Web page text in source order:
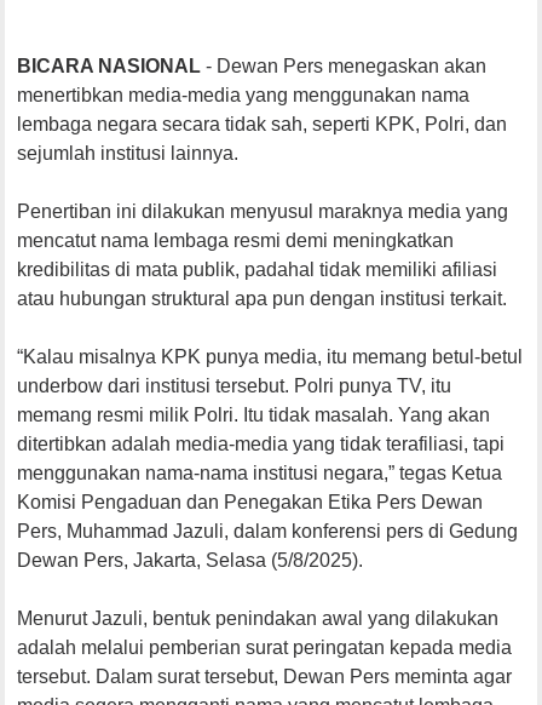
BICARA NASIONAL - Dewan Pers menegaskan akan
menertibkan media-media yang menggunakan nama
lembaga negara secara tidak sah, seperti KPK, Polri, dan
sejumlah institusi lainnya.
Penertiban ini dilakukan menyusul maraknya media yang
mencatut nama lembaga resmi demi meningkatkan
kredibilitas di mata publik, padahal tidak memiliki afiliasi
atau hubungan struktural apa pun dengan institusi terkait.
“Kalau misalnya KPK punya media, itu memang betul-betul
underbow dari institusi tersebut. Polri punya TV, itu
memang resmi milik Polri. Itu tidak masalah. Yang akan
ditertibkan adalah media-media yang tidak terafiliasi, tapi
menggunakan nama-nama institusi negara,” tegas Ketua
Komisi Pengaduan dan Penegakan Etika Pers Dewan
Pers, Muhammad Jazuli, dalam konferensi pers di Gedung
Dewan Pers, Jakarta, Selasa (5/8/2025).
Menurut Jazuli, bentuk penindakan awal yang dilakukan
adalah melalui pemberian surat peringatan kepada media
tersebut. Dalam surat tersebut, Dewan Pers meminta agar